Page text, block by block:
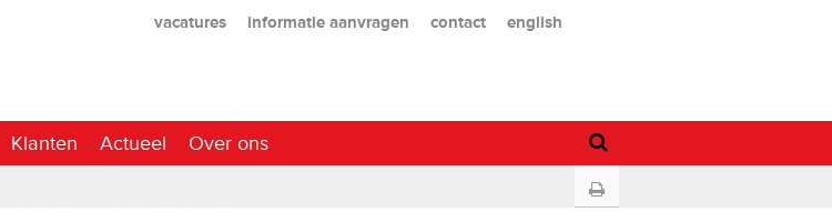
vacatures informatie aanvragen contact english
Klanten Actueel Over ons